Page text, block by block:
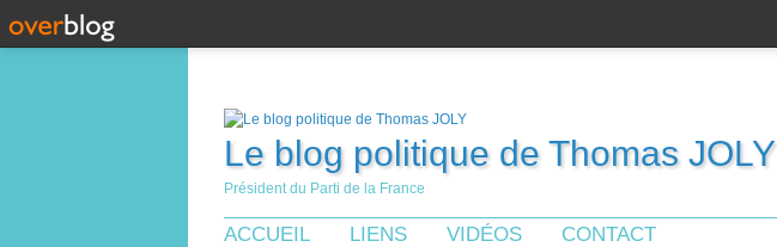
Le blog politique de Thomas JOLY
Président du Parti de la France
ACCUEIL LIENS VIDÉOS CONTACT